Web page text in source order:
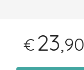
€23,90